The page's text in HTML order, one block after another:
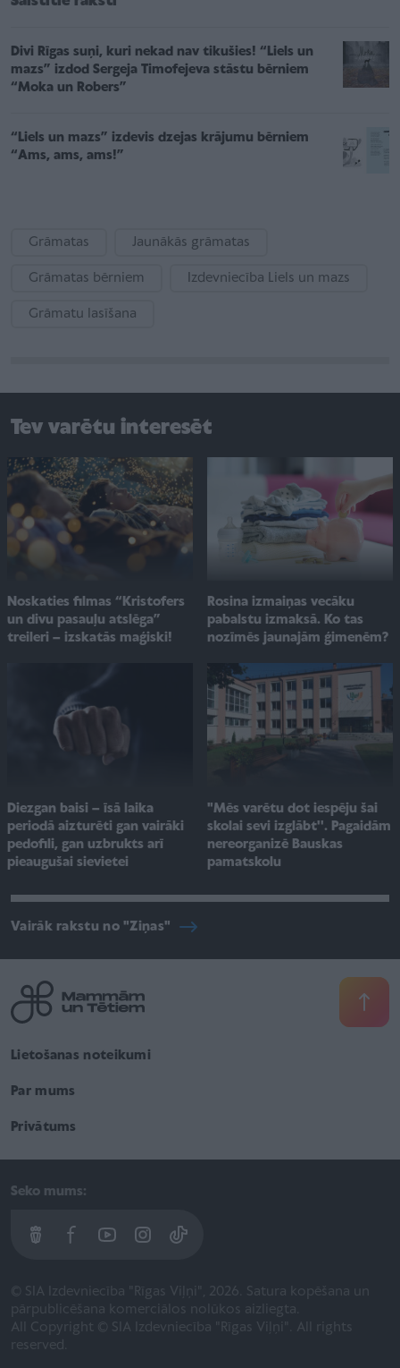
Divi Rīgas suņi, kuri nekad nav tikušies! “Liels un
mazs” izdod Sergeja Timofejeva stāstu bērniem
“Moka un Robers”
“Liels un mazs” izdevis dzejas krājumu bērniem
“Ams, ams, ams!”
Grāmatas Jaunākās grāmatas
Grāmatas bērniem Izdevniecība Liels un mazs
Grāmatu lasīšana
Tev varētu interesēt
Noskaties filmas “Kristofers
un divu pasauļu atslēga”
treileri – izskatās maģiski!
Rosina izmaiņas vecāku
pabalstu izmaksā. Ko tas
nozīmēs jaunajām ģimenēm?
Diezgan baisi – īsā laika
periodā aizturēti gan vairāki
pedofili, gan uzbrukts arī
pieaugušai sievietei
"Mēs varētu dot iespēju šai
skolai sevi izglābt''. Pagaidām
nereorganizē Bauskas
pamatskolu
Vairāk rakstu no "Ziņas"
Lietošanas noteikumi
Par mums
Privātums
Seko mums:
© SIA Izdevniecība "Rīgas Viļņi", 2026. Satura kopēšana un
pārpublicēšana komerciālos nolūkos aizliegta.
All Copyright © SIA Izdevniecība "Rīgas Viļņi". All rights
reserved.